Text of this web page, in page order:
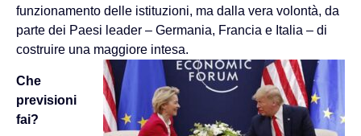
funzionamento delle istituzioni, ma dalla vera volontà, da
parte dei Paesi leader – Germania, Francia e Italia – di
costruire una maggiore intesa.
Che
previsioni
fai?